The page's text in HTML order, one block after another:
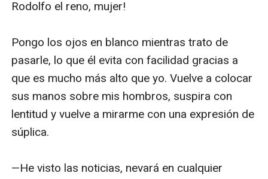
Rodolfo el reno, mujer!
Pongo los ojos en blanco mientras trato de
pasarle, lo que él evita con facilidad gracias a
que es mucho más alto que yo. Vuelve a colocar
sus manos sobre mis hombros, suspira con
lentitud y vuelve a mirarme con una expresión de
súplica.
—He visto las noticias, nevará en cualquier